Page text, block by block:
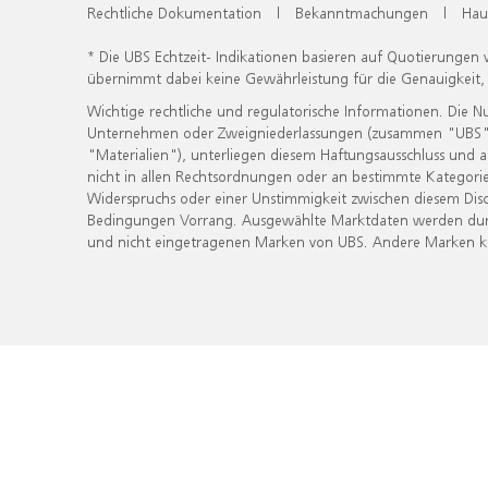
Rechtliche Dokumentation | Bekanntmachungen |
* Die UBS Echtzeit- Indikationen basieren auf
übernimmt dabei keine Gewährleistung für die
Wichtige rechtliche und regulatorische Informationen. Die
Unternehmen oder Zweigniederlassungen (zusammen
"Materialien"), unterliegen diesem Haftungsausschluss
nicht in allen Rechtsordnungen oder an bestimmte
Widerspruchs oder einer Unstimmigkeit zwischen diesem
Bedingungen Vorrang. Ausgewählte Marktdaten werden
und nicht eingetragenen Marken von UBS. Andere Marken